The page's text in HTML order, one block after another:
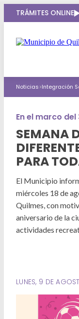
TRÁMITES ONLINE
Intendenta
Gobierno
Áreas de
HCD
Puntos de
Mapa
Defensoria del
Obras Públicas
Seguridad
Salud
GIRSU
Educación
Culturas
Derechos
ARQUI
Mi Quilmes
Atención a la
Defensa del
Agenda
Noticias>Integración
En el marco
SEMANA
PARA
El Municipio
miércoles 18 de
Quilmes, con
aniversario de la
actividades
LUNES, 9 DE